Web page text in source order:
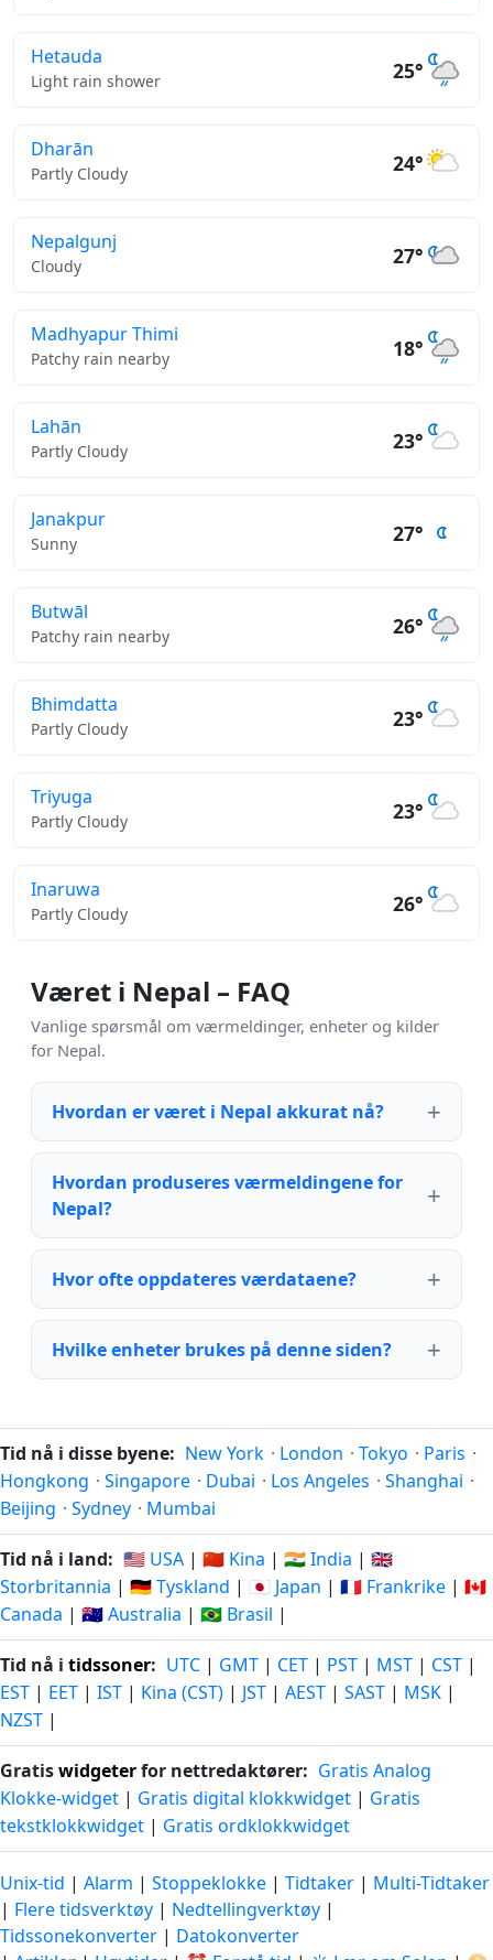
Hetauda
Light rain shower 25°
Dharān
Partly Cloudy 24°
Nepalgunj
Cloudy 27°
Madhyapur Thimi
Patchy rain nearby 18°
Lahān
Partly Cloudy 23°
Janakpur
Sunny 27°
Butwāl
Patchy rain nearby 26°
Bhimdatta
Partly Cloudy 23°
Triyuga
Partly Cloudy 23°
Inaruwa
Partly Cloudy 26°
Været i Nepal – FAQ
Vanlige spørsmål om værmeldinger, enheter og kilder
for Nepal.
Hvordan er været i Nepal akkurat nå?
Hvordan produseres værmeldingene for
Nepal?
Hvor ofte oppdateres værdataene?
Hvilke enheter brukes på denne siden?
Tid nå i disse byene: New York · London · Tokyo · Paris ·
Hongkong · Singapore · Dubai · Los Angeles · Shanghai ·
Beijing · Sydney · Mumbai
Tid nå i land: 🇺🇸 USA | 🇨🇳 Kina | 🇮🇳 India | 🇬🇧
Storbritannia | 🇩🇪 Tyskland | 🇯🇵 Japan | 🇫🇷 Frankrike | 🇨🇦
Canada | 🇦🇺 Australia | 🇧🇷 Brasil |
Tid nå i tidssoner: UTC | GMT | CET | PST | MST | CST |
EST | EET | IST | Kina (CST) | JST | AEST | SAST | MSK |
NZST |
Gratiswidgeterfor nettredaktører: Gratis Analog
Klokke-widget | Gratis digital klokkwidget | Gratis
tekstklokkwidget | Gratis ordklokkwidget
Unix-tid | Alarm | Stoppeklokke | Tidtaker | Multi-Tidtaker
| Flere tidsverktøy | Nedtellingverktøy |
Tidssonekonverter | Datokonverter